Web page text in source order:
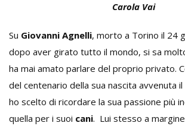
Carola Vai
Su Giovanni Agnelli, morto a Torino il 24
dopo aver girato tutto il mondo, si sa
ha mai amato parlare del proprio privato.
del centenario della sua nascita avvenuta
ho scelto di ricordare la sua passione più
quella per i suoi cani. Lui stesso a